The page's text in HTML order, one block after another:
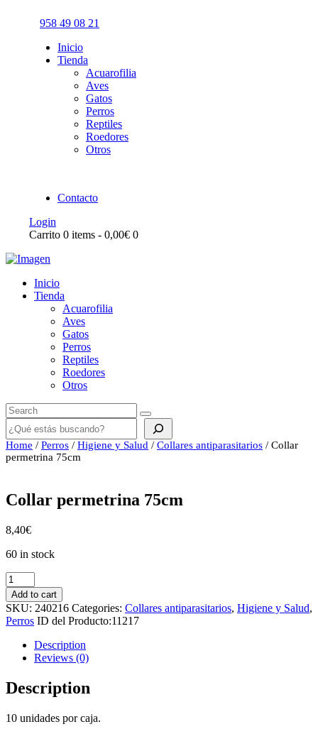
958 49 08 21
Inicio
Tienda
Acuarofilia
Aves
Gatos
Perros
Reptiles
Roedores
Otros
Contacto
Login
Carrito 0 items - 0,00€ 0
Inicio
Tienda
Acuarofilia
Aves
Gatos
Perros
Reptiles
Roedores
Otros
Buscar
Home / Perros / Higiene y Salud / Collares antiparasitarios / Collar
permetrina 75cm
Collar permetrina 75cm
8,40€
60 in stock
Collar
permetrina
75cm
quantity
Add to cart
SKU: 240216 Categories: Collares antiparasitarios, Higiene y Salud,
Perros ID del Producto:11217
Description
Reviews (0)
Description
10 unidades por caja.